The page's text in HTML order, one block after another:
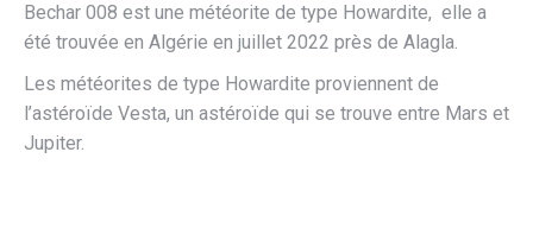
Bechar 008 est une météorite de type Howardite, elle a
été trouvée en Algérie en juillet 2022 près de Alagla.
Les météorites de type Howardite proviennent de
l’astéroïde Vesta, un astéroïde qui se trouve entre Mars et
Jupiter.